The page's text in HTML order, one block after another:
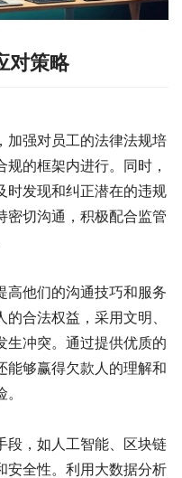
对策略
加强对员工的法律法规培
的框架内进行。同时，
时发现和纠正潜在的违规
密切沟通，积极配合监管
高他们的沟通技巧和服务
合法权益，采用文明、
生冲突。通过提供优质的
能够赢得欠款人的理解和
段，如人工智能、区块链
安全性。利用大数据分析